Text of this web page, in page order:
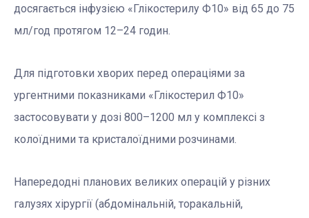
досягається інфузією «Глікостерилу Ф10» від 65 до 75
мл/год протягом 12–24 годин.
Для підготовки хворих перед операціями за
ургентними показниками «Глікостерил Ф10»
застосовувати у дозі 800–1200 мл у комплексі з
колоїдними та кристалоїдними розчинами.
Напередодні планових великих операцій у різних
галузях хірургії (абдомінальній, торакальній,